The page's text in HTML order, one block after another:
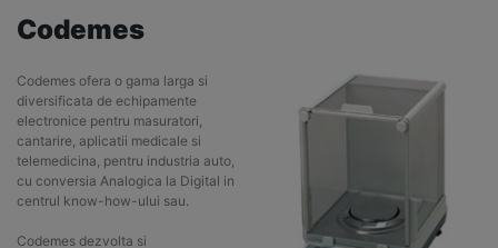
Codemes
Codemes ofera o gama larga si
diversificata de echipamente
electronice pentru masuratori,
cantarire, aplicatii medicale si
telemedicina, pentru industria auto,
cu conversia Analogica la Digital in
centrul know-how-ului sau.
Codemes dezvolta si